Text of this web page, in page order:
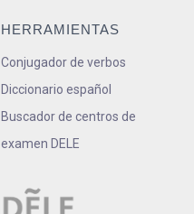
HERRAMIENTAS
Conjugador de verbos
Diccionario español
Buscador de centros de
examen DELE